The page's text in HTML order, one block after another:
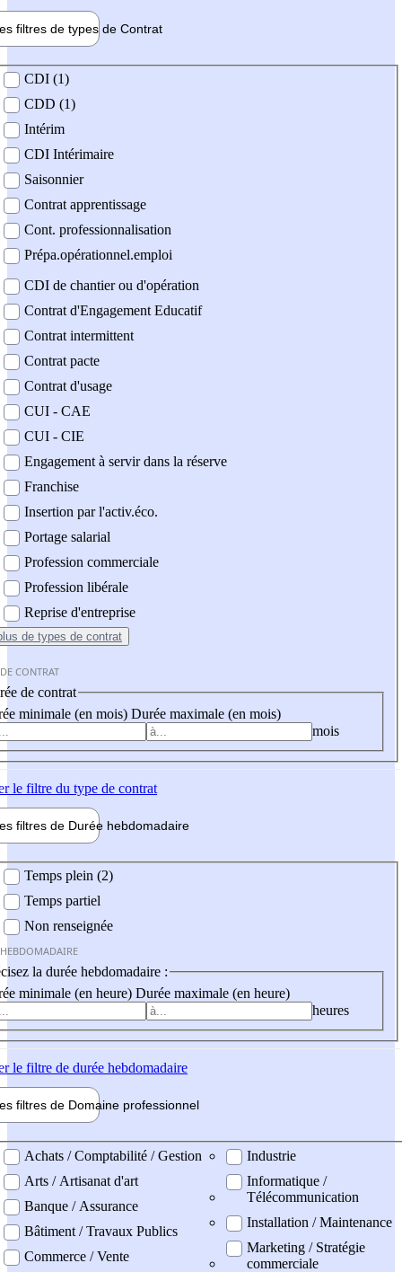
filtres de types de Contrat
contrat
CDI (1)
CDD (1)
Intérim
CDI Intérimaire
Saisonnier
Contrat apprentissage
Cont. professionnalisation
Prépa.opérationnel.emploi
CDI de chantier ou d'opération
Contrat d'Engagement Educatif
Contrat intermittent
Contrat pacte
Contrat d'usage
CUI - CAE
CUI - CIE
Engagement à servir dans la réserve
Franchise
Insertion par l'activ.éco.
Portage salarial
Profession commerciale
Profession libérale
Reprise d'entreprise
de types de contrat
CONTRAT
de contrat
minimale (en mois) Durée maximale (en mois)
mois
le filtre du type de contrat
filtres de Durée hebdomadaire
Temps plein (2)
Temps partiel
Non renseignée
la durée hebdomadaire :
minimale (en heure) Durée maximale (en heure)
heures
le filtre de durée hebdomadaire
filtres de Domaine professionnel
professionel
Achats / Comptabilité / Gestion
Arts / Artisanat d'art
Banque / Assurance
Bâtiment / Travaux Publics
Commerce / Vente
Industrie
Informatique /
Télécommunication
Installation / Maintenance
Marketing / Stratégie
commerciale